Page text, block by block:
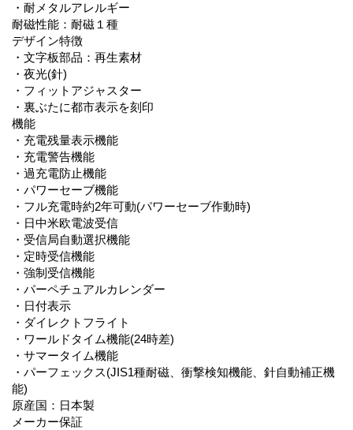
・耐メタルアレルギー
耐磁性能：耐磁１種
デザイン特徴
・文字板部品：再生素材
・夜光(針)
・フィットアジャスター
・裏ぶたに都市表示を刻印
機能
・充電残量表示機能
・充電警告機能
・過充電防止機能
・パワーセーブ機能
・フル充電時約2年可動(パワーセーブ作動時)
・日中米欧電波受信
・受信局自動選択機能
・定時受信機能
・強制受信機能
・パーペチュアルカレンダー
・日付表示
・ダイレクトフライト
・ワールドタイム機能(24時差)
・サマータイム機能
・パーフェックス(JIS1種耐磁、衝撃検知機能、針自動補正機
能)
原産国：日本製
メーカー保証